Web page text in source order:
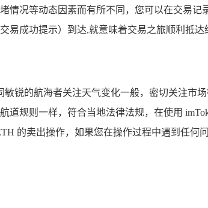
况等动态因素而有所不同，您可以在交易记
成功提示）到达,就意味着交易之旅顺利抵达
锐的航海者关注天气变化一般，密切关注市
规则一样，符合当地法律法规，在使用
的卖出操作，如果您在操作过程中遇到任何